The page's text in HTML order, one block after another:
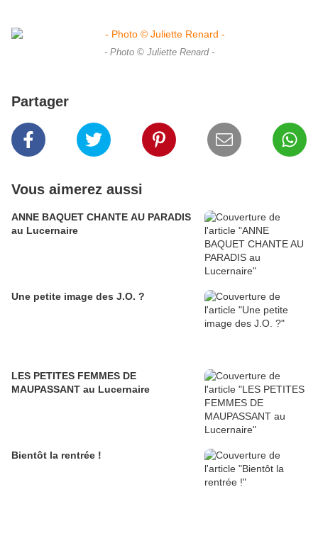
- Photo © Juliette Renard -
Partager
Vous aimerez aussi
ANNE BAQUET CHANTE AU PARADIS
au Lucernaire
Une petite image des J.O. ?
LES PETITES FEMMES DE
MAUPASSANT au Lucernaire
Bientôt la rentrée !